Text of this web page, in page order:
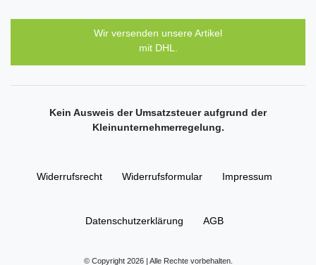
Wir versenden unsere Artikel
mit DHL.
Kein Ausweis der Umsatzsteuer aufgrund der
Kleinunternehmerregelung.
Widerrufs­recht Widerrufs­formular Impressum
Daten­schutz­erklärung AGB
© Copyright 2026 | Alle Rechte vorbehalten.